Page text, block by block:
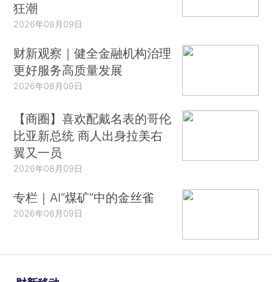
狂潮
2026年08月09日
财新观察｜健全金融机构治理
更好服务高质量发展
2026年08月09日
【商圈】喜欢配戴名表的哥伦
比亚新总统 商人出身拉美右
翼又一员
2026年08月09日
专栏｜AI“煤矿”中的金丝雀
2026年08月09日